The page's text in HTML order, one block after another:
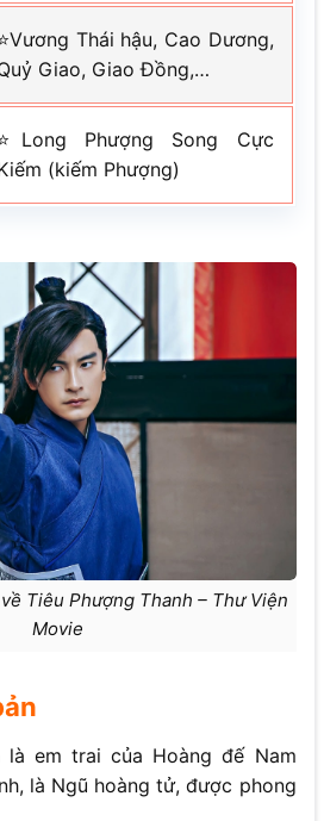
Thái hậu, Cao Dương,
Giao, Giao Đồng,…
Phượng Song Cực
(kiếm Phượng)
Tiêu Phượng Thanh – Thư Viện
Movie
là em trai của Hoàng đế Nam
là Ngũ hoàng tử, được phong